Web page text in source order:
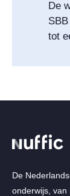
De
tot
De
onderwijs, van